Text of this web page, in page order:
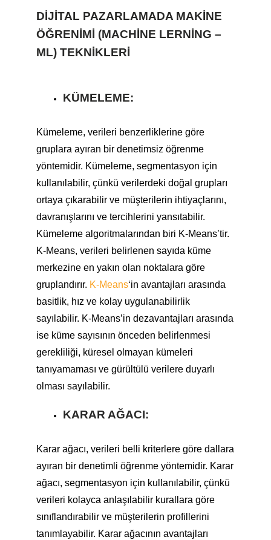
DIJITAL PAZARLAMADA MAKINE
ÖĞRENIMI (MACHINE LERNING –
ML) TEKNIKLERI
KÜMELEME:
Kümeleme, verileri benzerliklerine göre
gruplara ayıran bir denetimsiz öğrenme
yöntemidir. Kümeleme, segmentasyon için
kullanılabilir, çünkü verilerdeki doğal grupları
ortaya çıkarabilir ve müşterilerin ihtiyaçlarını,
davranışlarını ve tercihlerini yansıtabilir.
Kümeleme algoritmalarından biri K-Means’tir.
K-Means, verileri belirlenen sayıda küme
merkezine en yakın olan noktalara göre
gruplandırır. K-Means‘in avantajları arasında
basitlik, hız ve kolay uygulanabilirlik
sayılabilir. K-Means’in dezavantajları arasında
ise küme sayısının önceden belirlenmesi
gerekliliği, küresel olmayan kümeleri
tanıyamaması ve gürültülü verilere duyarlı
olması sayılabilir.
KARAR AĞACI:
Karar ağacı, verileri belli kriterlere göre dallara
ayıran bir denetimli öğrenme yöntemidir. Karar
ağacı, segmentasyon için kullanılabilir, çünkü
verileri kolayca anlaşılabilir kurallara göre
sınıflandırabilir ve müşterilerin profillerini
tanımlayabilir. Karar ağacının avantajları